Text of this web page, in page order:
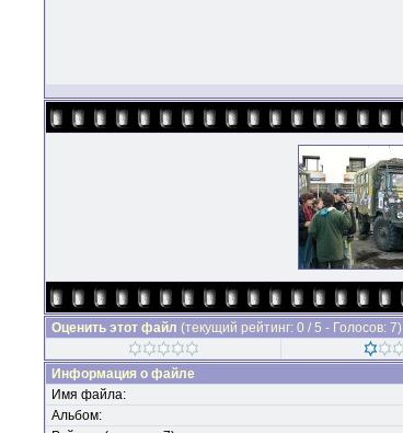
Оценить этот файл (текущий рейтинг: 0 / 5 - Голосов: 7)
Информация о файле
Имя файла:
Альбом: